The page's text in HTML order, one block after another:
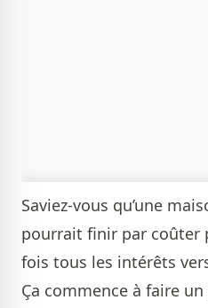
Saviez-vous qu’une
pourrait finir par coûter
fois tous les intérêts
Ça commence à faire